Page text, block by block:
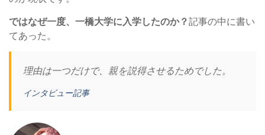
ではなぜ一度、一橋大学に入学したのか？記事の中に書い
てあった。
理由は一つだけで、親を説得させるためでした。
インタビュー記事